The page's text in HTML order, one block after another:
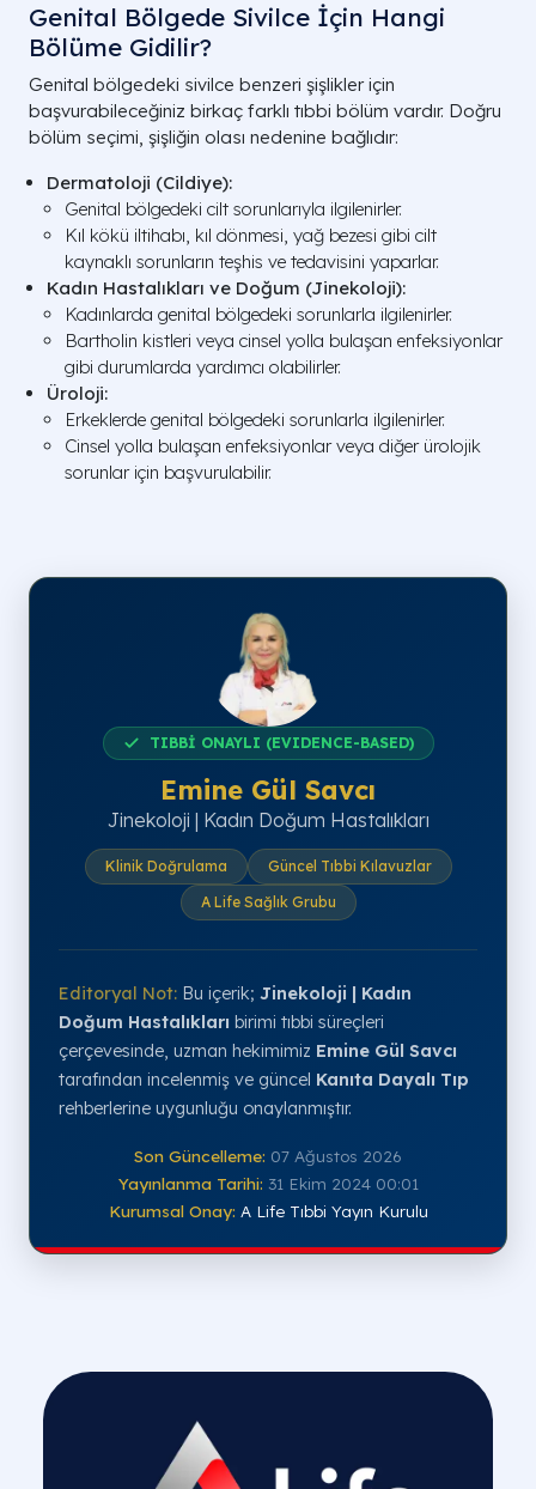
Genital Bölgede Sivilce İçin Hangi
Bölüme Gidilir?
Genital bölgedeki sivilce benzeri şişlikler için
başvurabileceğiniz birkaç farklı tıbbi bölüm vardır. Doğru
bölüm seçimi, şişliğin olası nedenine bağlıdır:
Dermatoloji (Cildiye):
Genital bölgedeki cilt sorunlarıyla ilgilenirler.
Kıl kökü iltihabı, kıl dönmesi, yağ bezesi gibi cilt
kaynaklı sorunların teşhis ve tedavisini yaparlar.
Kadın Hastalıkları ve Doğum (Jinekoloji):
Kadınlarda genital bölgedeki sorunlarla ilgilenirler.
Bartholin kistleri veya cinsel yolla bulaşan enfeksiyonlar
gibi durumlarda yardımcı olabilirler.
Üroloji:
Erkeklerde genital bölgedeki sorunlarla ilgilenirler.
Cinsel yolla bulaşan enfeksiyonlar veya diğer ürolojik
sorunlar için başvurulabilir.
TIBBİ ONAYLI (EVIDENCE-BASED)
Emine Gül Savcı
Jinekoloji | Kadın Doğum Hastalıkları
Klinik Doğrulama
Güncel Tıbbi Kılavuzlar
A Life Sağlık Grubu
Editoryal Not: Bu içerik; Jinekoloji | Kadın
Doğum Hastalıkları birimi tıbbi süreçleri
çerçevesinde, uzman hekimimiz Emine Gül Savcı
tarafından incelenmiş ve güncel Kanıta Dayalı Tıp
rehberlerine uygunluğu onaylanmıştır.
Son Güncelleme: 07 Ağustos 2026
Yayınlanma Tarihi: 31 Ekim 2024 00:01
Kurumsal Onay: A Life Tıbbi Yayın Kurulu